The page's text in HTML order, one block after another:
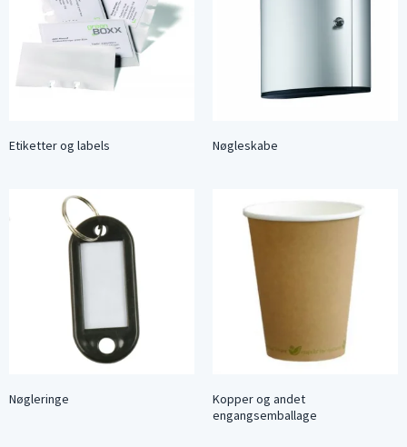
Etiketter og labels Nøgleskabe
Nøgleringe
Kopper og andet
engangsemballage